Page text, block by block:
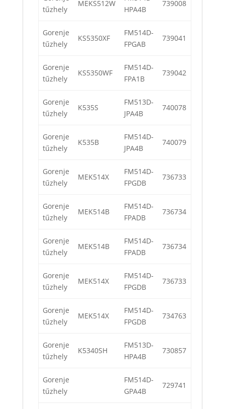
tűzhely
MEKS512W
HPA4B
739008
Gorenje
tűzhely
KS5350XF
FM514D-
FPGAB
739041
Gorenje
tűzhely
KS5350WF
FM514D-
FPA1B
739042
Gorenje
tűzhely
K535S
FM513D-
JPA4B
740078
Gorenje
tűzhely
K535B
FM514D-
JPA4B
740079
Gorenje
tűzhely
MEK514X
FM514D-
FPGDB
736733
Gorenje
tűzhely
MEK514B
FM514D-
FPADB
736734
Gorenje
tűzhely
MEK514B
FM514D-
FPADB
736734
Gorenje
tűzhely
MEK514X
FM514D-
FPGDB
736733
Gorenje
tűzhely
MEK514X
FM514D-
FPGDB
734763
Gorenje
tűzhely
K5340SH
FM513D-
HPA4B
730857
Gorenje
tűzhely
FM514D-
GPA4B
729741